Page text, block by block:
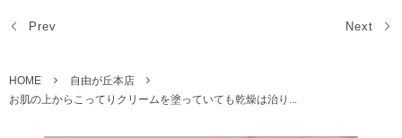
Prev Next
HOME
自由が丘本店
お肌の上からこってりクリームを塗っていても乾燥は治り...